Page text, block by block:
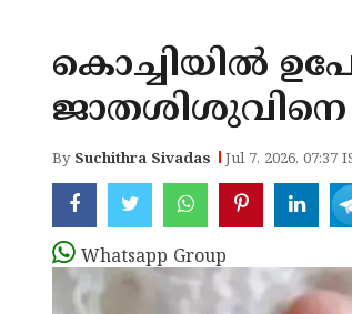
കൊച്ചിയില്‍
ജാതശിശുവിനെ
By Suchithra Sivadas Jul 7, 2026, 07:37
Whatsapp Group